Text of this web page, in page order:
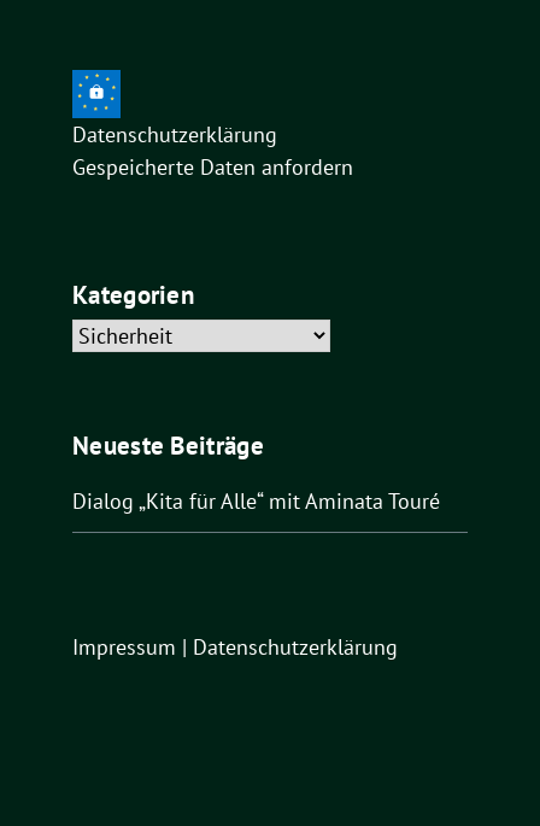
Datenschutzerklärung
Gespeicherte Daten anfordern
Kategorien
Kategorien
Neueste Beiträge
Dialog „Kita für Alle“ mit Aminata Touré
Impressum | Datenschutzerklärung